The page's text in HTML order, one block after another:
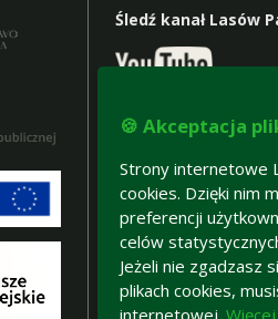
Śledź kanał Lasów
🍪 Akceptacja
Strony internetowe
cookies. Dzięki nim
preferencji
celów
Jeżeli nie zgadzasz
plikach cookies,
internetowej. Więcej